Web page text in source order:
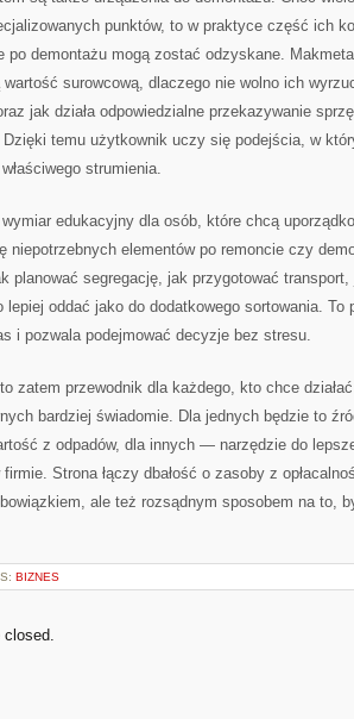
punktów, to w praktyce część ich
po demontażu mogą zostać odzyskane.
surowcową, dlaczego nie wolno ich
jak działa odpowiedzialne przekazywanie
Dzięki temu użytkownik uczy się podejścia, w
strumienia.
edukacyjny dla osób, które chcą
niepotrzebnych elementów po remoncie czy
planować segregację, jak przygotować
lepiej oddać jako do dodatkowego sortowania. To
i pozwala podejmować decyzje bez stresu.
zatem przewodnik dla każdego, kto chce
bardziej świadomie. Dla jednych będzie to
z odpadów, dla innych — narzędzie do
firmie. Strona łączy dbałość o zasoby z
ale też rozsądnym sposobem na to,
BIZNES
closed.